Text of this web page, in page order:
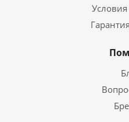
Условия